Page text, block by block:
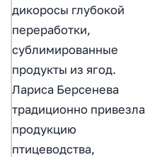
дикоросы глубокой
переработки,
сублимированные
продукты из ягод.
Лариса Берсенева
традиционно привезла
продукцию
птицеводства,